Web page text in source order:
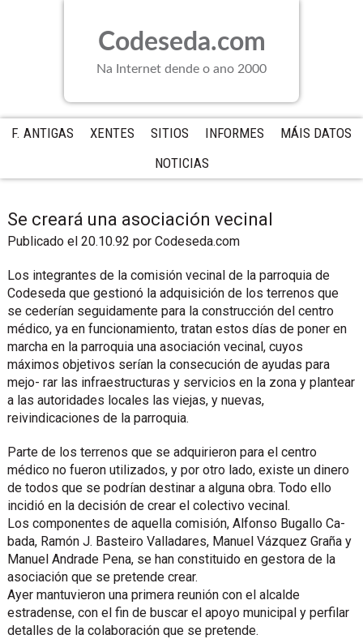
Codeseda.com
Na Internet dende o ano 2000
F. ANTIGAS XENTES SITIOS INFORMES
MÁIS DATOS
NOTICIAS
Se creará una asociación vecinal
Publicado el 20.10.92 por Codeseda.com
Los integrantes de la comisión vecinal de la parroquia de
Codeseda que gestionó la adquisición de los terrenos que
se cederían seguidamente para la construcción del centro
médico, ya en funcionamiento, tratan estos días de poner en
marcha en la parroquia una asociación vecinal, cuyos
máximos objetivos serían la consecución de ayudas para
mejo- rar las infraestructuras y servicios en la zona y plantear
a las autoridades locales las viejas, y nuevas,
reivindicaciones de la parroquia.
Parte de los terrenos que se adquirieron para el centro
médico no fueron utilizados, y por otro lado, existe un dinero
de todos que se podrían destinar a alguna obra. Todo ello
incidió en la decisión de crear el colectivo vecinal.
Los componentes de aquella comisión, Alfonso Bugallo Ca-
bada, Ramón J. Basteiro Valladares, Manuel Vázquez Graña y
Manuel Andrade Pena, se han constituido en gestora de la
asociación que se pretende crear.
Ayer mantuvieron una primera reunión con el alcalde
estradense, con el fin de buscar el apoyo municipal y perfilar
detalles de la colaboración que se pretende.